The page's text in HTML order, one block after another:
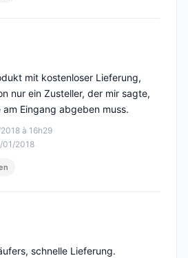
5
à 16h29
01/2018
mit kostenloser Lieferung,
nur ein Zusteller, der mir sagte,
Eingang abgeben muss.
5
schnelle Lieferung.